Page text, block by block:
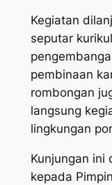
Kegiatan
seputar
pembinaan
rombongan
langsung
lingkungan
Kunjungan ini
kepada